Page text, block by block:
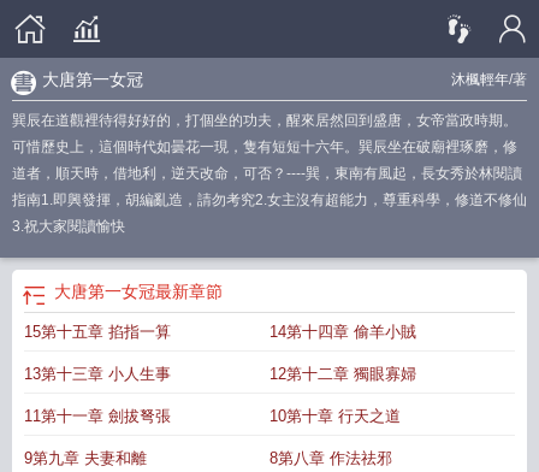
沐楓輕年/著
大唐第一女冠
巽辰在道觀裡待得好好的，打個坐的功夫，醒來居然回到盛唐，女帝當政時期。
可惜歷史上，這個時代如曇花一現，隻有短短十六年。巽辰坐在破廟裡琢磨，修
道者，順天時，借地利，逆天改命，可否？----巽，東南有風起，長女秀於林閱讀
指南1.即興發揮，胡編亂造，請勿考究2.女主沒有超能力，尊重科學，修道不修仙
3.祝大家閱讀愉快
大唐第一女冠最新章節
15第十五章 掐指一算 14第十四章 偷羊小賊
13第十三章 小人生事 12第十二章 獨眼寡婦
11第十一章 劍拔弩張 10第十章 行天之道
9第九章 夫妻和離 8第八章 作法祛邪